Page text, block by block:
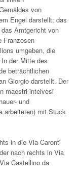
von
Engel darstellt; das
Amtgericht von
Franzosen
umgeben, die
der Mitte des
beträchtlichen
Giorgio darstellt. Der
maestri intelvesi
und
arbeiteten) mit Stuck
in die Via Caronti
nach rechts in Via
Castellino da